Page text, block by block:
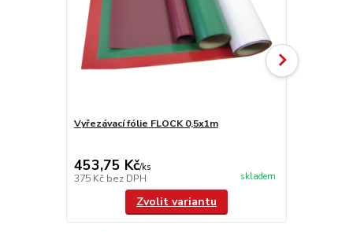
Vyřezávací fólie FLOCK 0,5x1m
453,75 Kč/ks
375 Kč bez DPH skladem
Zvolit variantu